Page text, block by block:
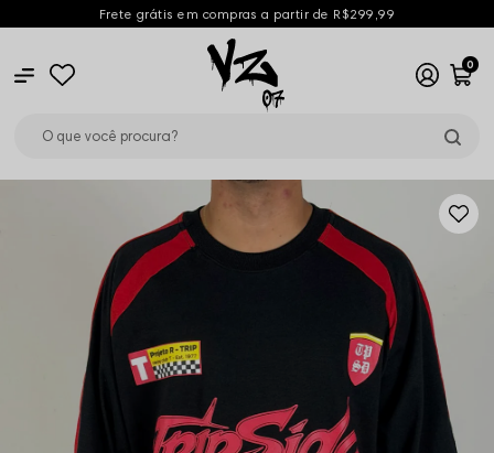
Frete grátis em compras a partir de R$299,99
0